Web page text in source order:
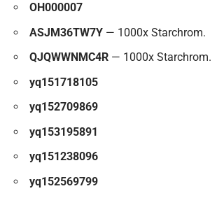
OH000007
ASJM36TW7Y — 1000x Starchrom.
QJQWWNMC4R — 1000x Starchrom.
yq151718105
yq152709869
yq153195891
yq151238096
yq152569799